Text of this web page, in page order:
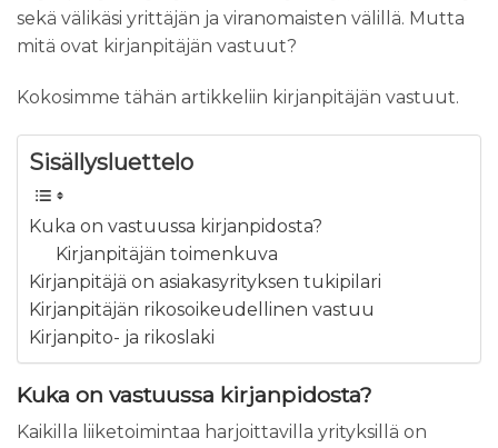
sekä välikäsi yrittäjän ja viranomaisten välillä. Mutta
mitä ovat kirjanpitäjän vastuut?
Kokosimme tähän artikkeliin kirjanpitäjän vastuut.
Sisällysluettelo
Kuka on vastuussa kirjanpidosta?
Kirjanpitäjän toimenkuva
Kirjanpitäjä on asiakasyrityksen tukipilari
Kirjanpitäjän rikosoikeudellinen vastuu
Kirjanpito- ja rikoslaki
Kuka on vastuussa kirjanpidosta?
Kaikilla liiketoimintaa harjoittavilla yrityksillä on